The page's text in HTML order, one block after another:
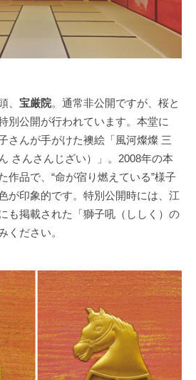
、宝厳院。通常非公開ですが、桜と
別公開が行われています。本堂に
さんが手がけた襖絵「風河燦燦 三
さんさんじざい）」。2008年の本
作品で、“命が宿り燃えている”様子
が印象的です。特別公開時には、江
も掲載された「獅子吼（ししく）の
ください。